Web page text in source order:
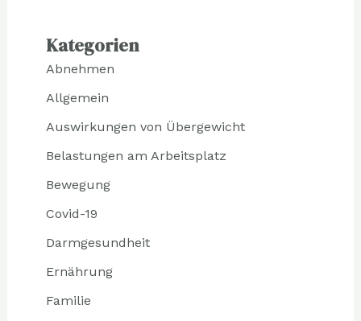
Kategorien
Abnehmen
Allgemein
Auswirkungen von Übergewicht
Belastungen am Arbeitsplatz
Bewegung
Covid-19
Darmgesundheit
Ernährung
Familie